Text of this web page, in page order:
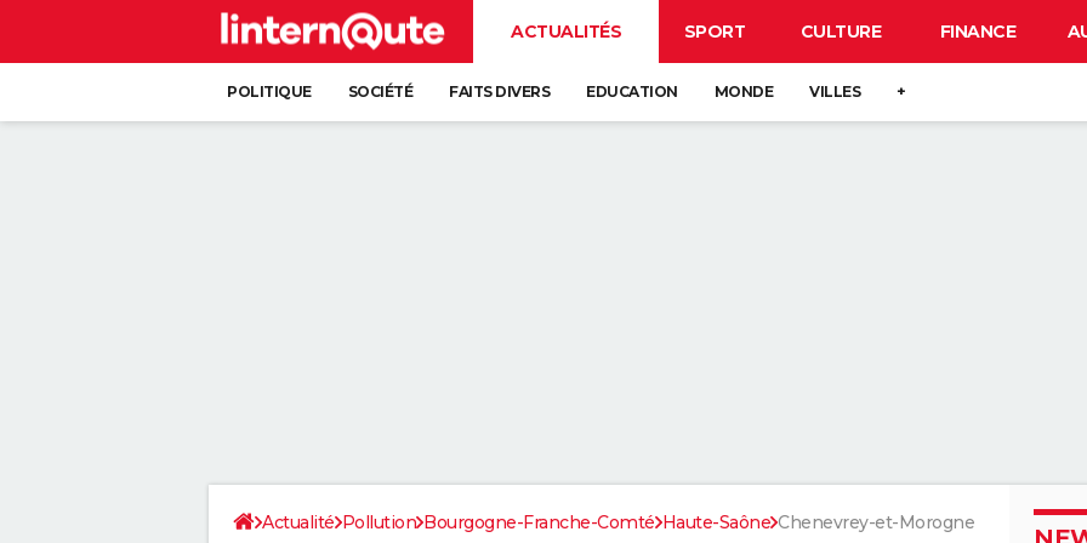
ACTUALITÉS SPORT CULTURE FINANCE
POLITIQUE SOCIÉTÉ FAITS DIVERS EDUCATION MONDE VILLES +
Actualité Pollution Bourgogne-Franche-Comté Haute-Saône Chenevrey-et-Morogne